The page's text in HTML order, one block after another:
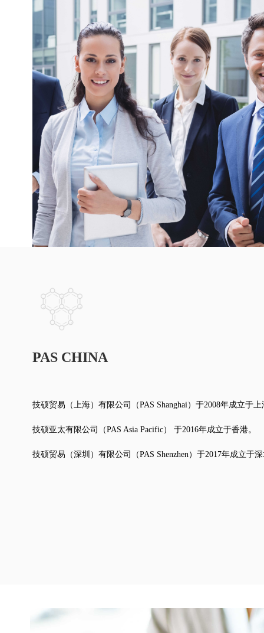
PAS CHINA
技硕贸易（上海）有限公司（PAS Shanghai）于2008年成立于上
技硕亚太有限公司（PAS Asia Pacific） 于2016年成立于香港。
技硕贸易（深圳）有限公司（PAS Shenzhen）于2017年成立于